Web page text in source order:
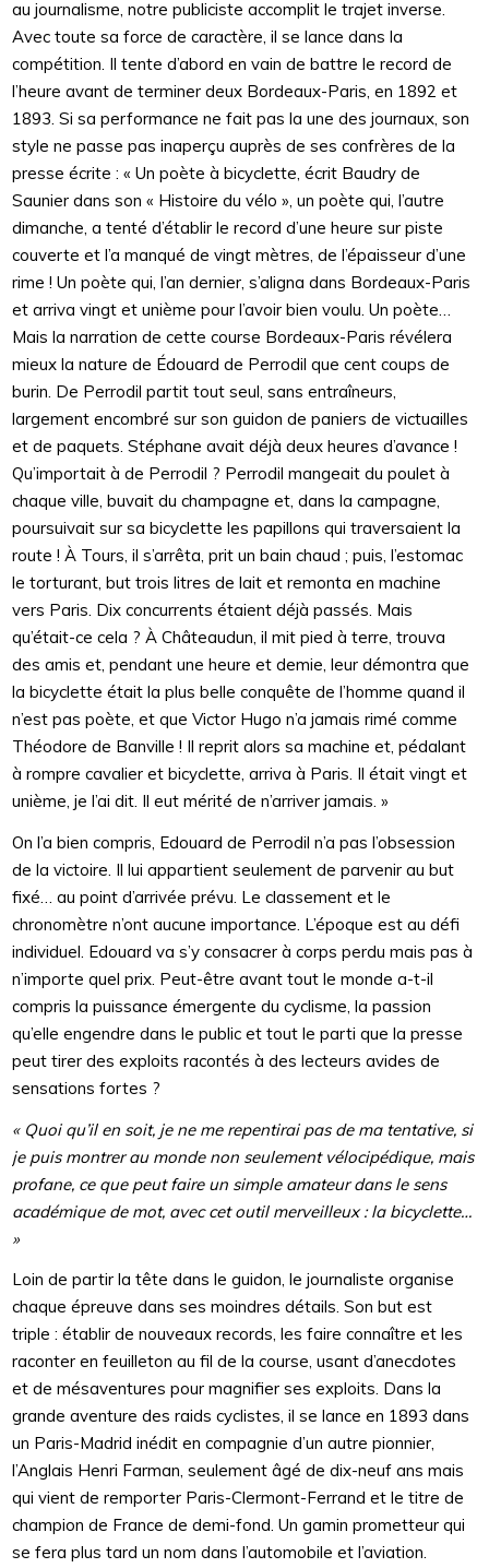
au journalisme, notre publiciste accomplit le trajet inverse.
Avec toute sa force de caractère, il se lance dans la
compétition. Il tente d’abord en vain de battre le record de
l’heure avant de terminer deux Bordeaux-Paris, en 1892 et
1893. Si sa performance ne fait pas la une des journaux, son
style ne passe pas inaperçu auprès de ses confrères de la
presse écrite : « Un poète à bicyclette, écrit Baudry de
Saunier dans son « Histoire du vélo », un poète qui, l’autre
dimanche, a tenté d’établir le record d’une heure sur piste
couverte et l’a manqué de vingt mètres, de l’épaisseur d’une
rime ! Un poète qui, l’an dernier, s’aligna dans Bordeaux-Paris
et arriva vingt et unième pour l’avoir bien voulu. Un poète…
Mais la narration de cette course Bordeaux-Paris révélera
mieux la nature de Édouard de Perrodil que cent coups de
burin. De Perrodil partit tout seul, sans entraîneurs,
largement encombré sur son guidon de paniers de victuailles
et de paquets. Stéphane avait déjà deux heures d’avance !
Qu’importait à de Perrodil ? Perrodil mangeait du poulet à
chaque ville, buvait du champagne et, dans la campagne,
poursuivait sur sa bicyclette les papillons qui traversaient la
route ! À Tours, il s’arrêta, prit un bain chaud ; puis, l’estomac
le torturant, but trois litres de lait et remonta en machine
vers Paris. Dix concurrents étaient déjà passés. Mais
qu’était-ce cela ? À Châteaudun, il mit pied à terre, trouva
des amis et, pendant une heure et demie, leur démontra que
la bicyclette était la plus belle conquête de l’homme quand il
n’est pas poète, et que Victor Hugo n’a jamais rimé comme
Théodore de Banville ! Il reprit alors sa machine et, pédalant
à rompre cavalier et bicyclette, arriva à Paris. Il était vingt et
unième, je l’ai dit. Il eut mérité de n’arriver jamais. »
On l’a bien compris, Edouard de Perrodil n’a pas l’obsession
de la victoire. Il lui appartient seulement de parvenir au but
fixé… au point d’arrivée prévu. Le classement et le
chronomètre n’ont aucune importance. L’époque est au défi
individuel. Edouard va s’y consacrer à corps perdu mais pas à
n’importe quel prix. Peut-être avant tout le monde a-t-il
compris la puissance émergente du cyclisme, la passion
qu’elle engendre dans le public et tout le parti que la presse
peut tirer des exploits racontés à des lecteurs avides de
sensations fortes ?
« Quoi qu’il en soit, je ne me repentirai pas de ma tentative, si
je puis montrer au monde non seulement vélocipédique, mais
profane, ce que peut faire un simple amateur dans le sens
académique de mot, avec cet outil merveilleux : la bicyclette…
»
Loin de partir la tête dans le guidon, le journaliste organise
chaque épreuve dans ses moindres détails. Son but est
triple : établir de nouveaux records, les faire connaître et les
raconter en feuilleton au fil de la course, usant d’anecdotes
et de mésaventures pour magnifier ses exploits. Dans la
grande aventure des raids cyclistes, il se lance en 1893 dans
un Paris-Madrid inédit en compagnie d’un autre pionnier,
l’Anglais Henri Farman, seulement âgé de dix-neuf ans mais
qui vient de remporter Paris-Clermont-Ferrand et le titre de
champion de France de demi-fond. Un gamin prometteur qui
se fera plus tard un nom dans l’automobile et l’aviation.